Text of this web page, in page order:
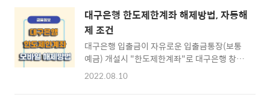
금", "손실보전금" 수령한 기업을 대상으로 대
출금액 한도 2천만원까지 초저금리로 지원하고
있는 프로그램으로 대구은행을 통하여 ..
발생하게 되는데 대구은행 영업지점을 방문하
지 않더라도 스마트폰을 이용하여 간편하게 해
결할 수 있는데요. 아래 내용에서 알아보도록 하
겠습니다. ※ [목차] 대구은행 이체한도 증액·
변경 ⊙ 1. 한도제한과 이체한도 금액 ☜ ⊙ 2.
이체한도 변경 준비하기 ☜ ⊙ 3. 이체한도 증액
대구은행 한도제한계좌 해제방법, 자동해
제 조건
대구은행 입출금이 자유로운 입출금통장(보통
예금) 개설시 "한도제한계좌"로 대구은행 창구
이체 또는 비대면(인터넷뱅킹/모바일뱅킹) 이
2022.08.10